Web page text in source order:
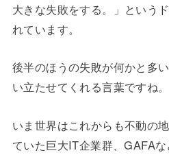
大きな失敗をする。」という
れています。
後半のほうの失敗が何かと多
い立たせてくれる言葉ですね。
いま世界はこれからも不動の
ていた巨大IT企業群、GAFA